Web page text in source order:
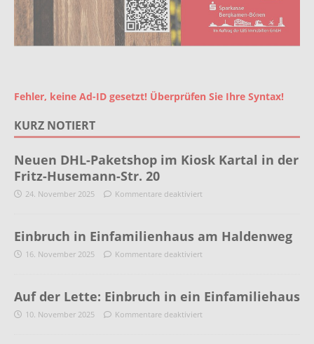
Fehler, keine Ad-ID gesetzt! Überprüfen Sie Ihre Syntax!
KURZ NOTIERT
Neuen DHL-Paketshop im Kiosk Kartal in der
Fritz-Husemann-Str. 20
24. November 2025 Kommentare deaktiviert
Einbruch in Einfamilienhaus am Haldenweg
16. November 2025 Kommentare deaktiviert
Auf der Lette: Einbruch in ein Einfamiliehaus
10. November 2025 Kommentare deaktiviert